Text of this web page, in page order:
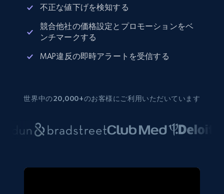
不正な値下げを検知する
競合他社の価格設定とプロモーションをベ
ンチマークする
MAP違反の即時アラートを受信する
世界中の20,000+のお客様にご利用いただいています